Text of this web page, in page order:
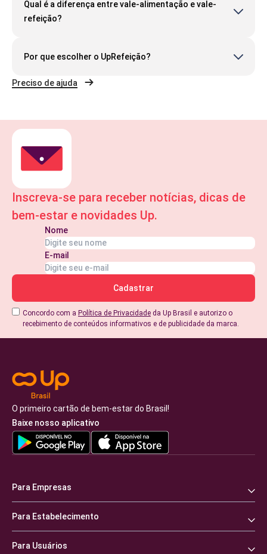
Qual é a diferença entre vale-alimentação e vale-
refeição?
Por que escolher o UpRefeição?
Preciso de ajuda
Inscreva-se para receber notícias, dicas de
bem-estar e novidades Up.
Nome
E-mail
Concordo com a Política de Privacidade da Up Brasil e autorizo o
recebimento de conteúdos informativos e de publicidade da marca.
O primeiro cartão de bem-estar do Brasil!
Baixe nosso aplicativo
Para Empresas
Para Estabelecimento
Para Usuários